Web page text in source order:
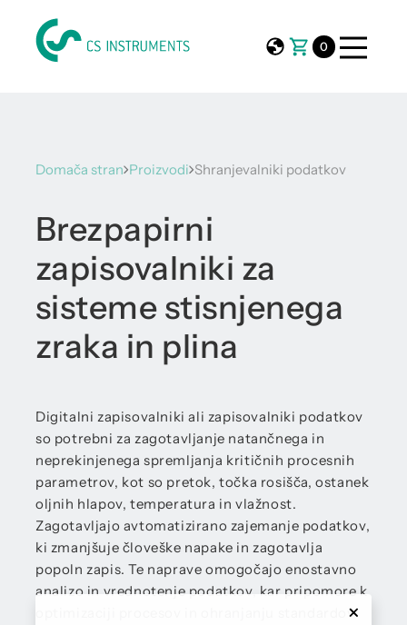
0
Domača stran Proizvodi Shranjevalniki podatkov
Brezpapirni
zapisovalniki za
sisteme stisnjenega
zraka in plina
Digitalni zapisovalniki ali zapisovalniki podatkov
so potrebni za zagotavljanje natančnega in
neprekinjenega spremljanja kritičnih procesnih
parametrov, kot so pretok, točka rosišča, ostanek
oljnih hlapov, temperatura in vlažnost.
Zagotavljajo avtomatizirano zajemanje podatkov,
ki zmanjšuje človeške napake in zagotavlja
popoln zapis. Te naprave omogočajo enostavno
analizo in vrednotenje podatkov, kar pripomore k
optimizaciji procesov in ohranjanju standardov